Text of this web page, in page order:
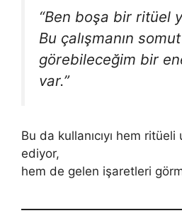
“Ben boşa bir ritüel
Bu çalışmanın
görebileceğim bir
var.”
Bu da kullanıcıyı hem
ediyor,
hem de gelen işaretleri